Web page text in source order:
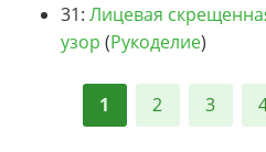
31: Лицевая
узор (Рукоделие)
1 2 3